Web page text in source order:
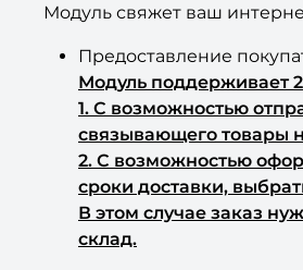
Модуль свяжет ваш
Предоставление
Модуль поддерживает
1. С возможностью
связывающего товары
2. С возможностью
сроки доставки,
В этом случае заказ
склад.